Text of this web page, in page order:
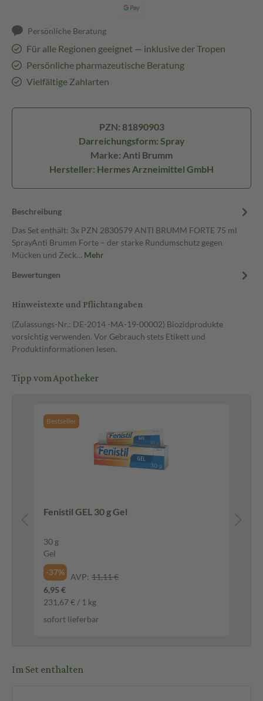
Persönliche Beratung
Für alle Regionen geeignet — inklusive der Tropen
Persönliche pharmazeutische Beratung
Vielfältige Zahlarten
PZN: 81890903
Darreichungsform: Spray
Marke: Anti Brumm
Hersteller: Hermes Arzneimittel GmbH
Beschreibung
Das Set enthält: 3x PZN 2830579 ANTI BRUMM FORTE 75 ml
SprayAnti Brumm Forte – der starke Rundumschutz gegen
Mücken und Zeck… Mehr
Bewertungen
Hinweistexte und Pflichtangaben
(Zulassungs-Nr.: DE-2014 -MA-19-00002) Biozidprodukte
vorsichtig verwenden. Vor Gebrauch stets Etikett und
Produktinformationen lesen.
Tipp vom Apotheker
Bestseller
Fenistil GEL 30 g Gel
30 g
Gel
-37%
AVP: 11,11 €
6,95 €
231,67 € / 1 kg
sofort lieferbar
Im Set enthalten